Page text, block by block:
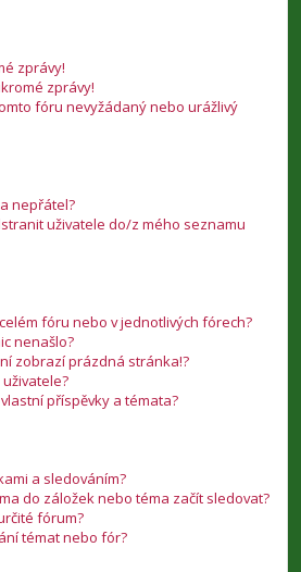
zprávy!
zprávy!
fóru nevyžádaný nebo urážlivý
nepřátel?
uživatele do/z mého seznamu
fóru nebo v jednotlivých fórech?
nenašlo?
zobrazí prázdná stránka!?
příspěvky a témata?
a sledováním?
do záložek nebo téma začít sledovat?
fórum?
témat nebo fór?